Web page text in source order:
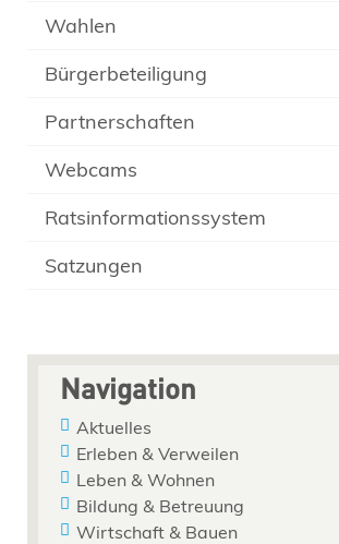
Wahlen
Bürgerbeteiligung
Partnerschaften
Webcams
Ratsinformationssystem
Satzungen
Navigation
Aktuelles
Erleben & Verweilen
Leben & Wohnen
Bildung & Betreuung
Wirtschaft & Bauen